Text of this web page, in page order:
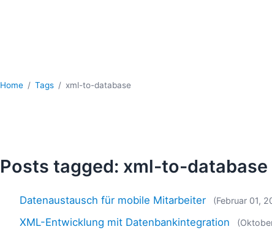
Home Tags xml-to-database
Posts tagged: xml-to-database
Datenaustausch für mobile Mitarbeiter (Februar 01,
XML-Entwicklung mit Datenbankintegration